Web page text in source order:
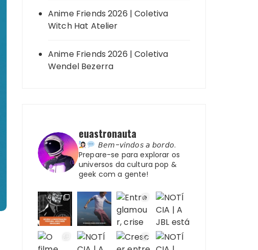
Anime Friends 2026 | Coletiva
Witch Hat Atelier
Anime Friends 2026 | Coletiva
Wendel Bezerra
euastronauta
𝘉𝘦𝘮-𝘷𝘪𝘯𝘥𝘰𝘴 𝘢 𝘣𝘰𝘳𝘥𝘰.
Prepare-se para explorar os
universos da cultura pop &
geek com a gente!